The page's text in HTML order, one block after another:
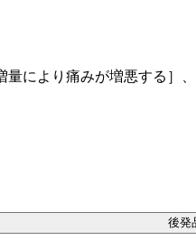
により痛みが増悪する］、
後発